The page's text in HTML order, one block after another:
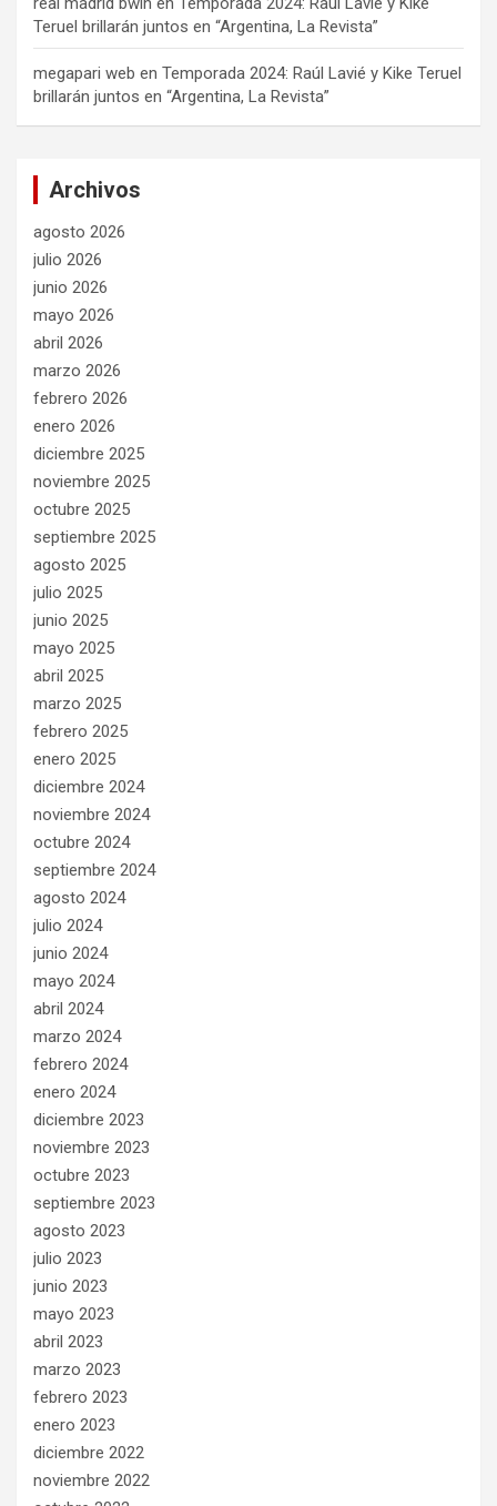
Teruel brillarán juntos en “Argentina, La Revista”
megapari web en Temporada 2024: Raúl Lavié y Kike Teruel
brillarán juntos en “Argentina, La Revista”
Archivos
agosto 2026
julio 2026
junio 2026
mayo 2026
abril 2026
marzo 2026
febrero 2026
enero 2026
diciembre 2025
noviembre 2025
octubre 2025
septiembre 2025
agosto 2025
julio 2025
junio 2025
mayo 2025
abril 2025
marzo 2025
febrero 2025
enero 2025
diciembre 2024
noviembre 2024
octubre 2024
septiembre 2024
agosto 2024
julio 2024
junio 2024
mayo 2024
abril 2024
marzo 2024
febrero 2024
enero 2024
diciembre 2023
noviembre 2023
octubre 2023
septiembre 2023
agosto 2023
julio 2023
junio 2023
mayo 2023
abril 2023
marzo 2023
febrero 2023
enero 2023
diciembre 2022
noviembre 2022